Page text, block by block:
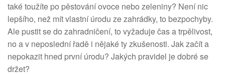
také toužíte po pěstování ovoce nebo zeleniny? Není nic
lepšího, než mít vlastní úrodu ze zahrádky, to bezpochyby.
Ale pustit se do zahradničení, to vyžaduje čas a trpělivost,
no a v neposlední řadě i nějaké ty zkušenosti. Jak začít a
nepokazit hned první úrodu? Jakých pravidel je dobré se
držet?